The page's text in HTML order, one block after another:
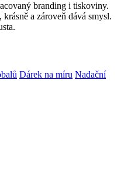
branding i tiskoviny.
a zároveň dává smysl.
Dárek na míru Nadační